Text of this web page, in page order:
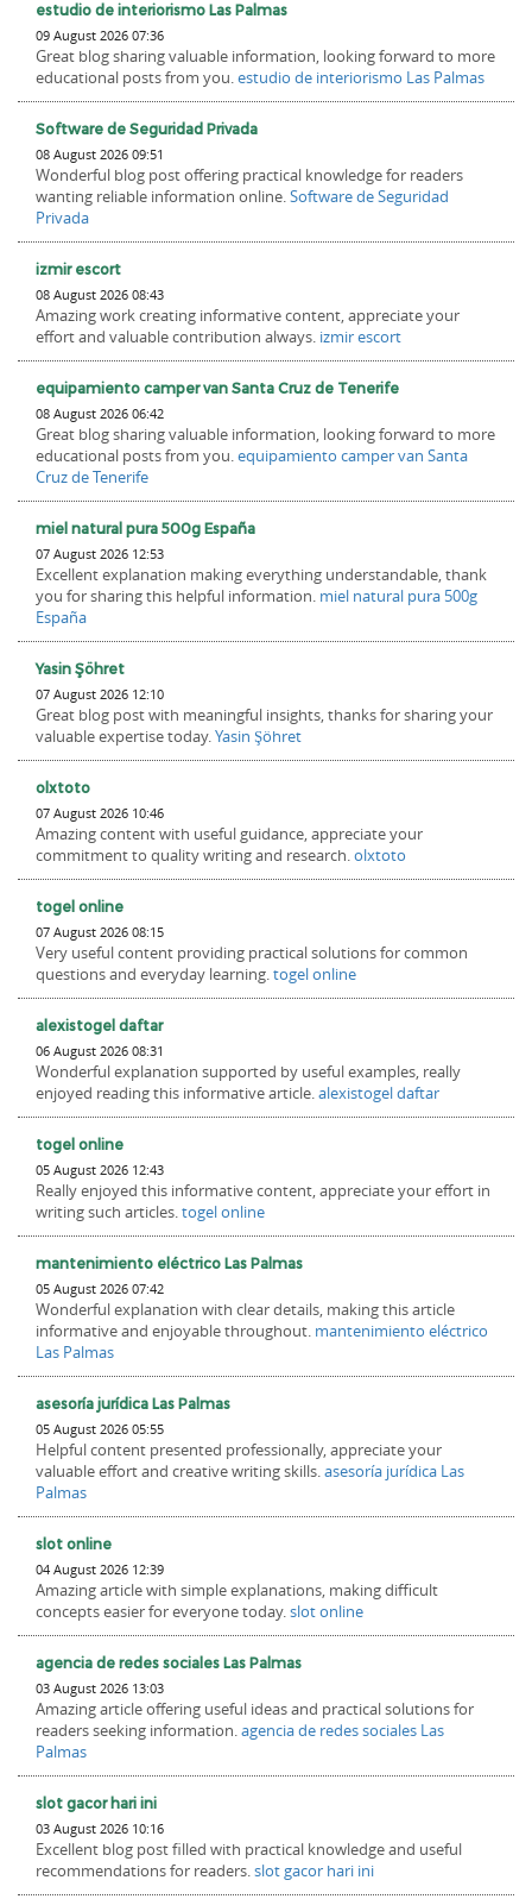
estudio de interiorismo Las Palmas
09 August 2026 07:36
Great blog sharing valuable information, looking forward to more
educational posts from you.estudio de interiorismo Las Palmas
Software de Seguridad Privada
08 August 2026 09:51
Wonderful blog post offering practical knowledge for readers
wanting reliable information online.Software de Seguridad
Privada
izmir escort
08 August 2026 08:43
Amazing work creating informative content, appreciate your
effort and valuable contribution always. izmir escort
equipamiento camper van Santa Cruz de Tenerife
08 August 2026 06:42
Great blog sharing valuable information, looking forward to more
educational posts from you.equipamiento camper van Santa
Cruz de Tenerife
miel natural pura 500g España
07 August 2026 12:53
Excellent explanation making everything understandable, thank
you for sharing this helpful information. miel natural pura 500g
España
Yasin Şöhret
07 August 2026 12:10
Great blog post with meaningful insights, thanks for sharing your
valuable expertise today.Yasin Şöhret
olxtoto
07 August 2026 10:46
Amazing content with useful guidance, appreciate your
commitment to quality writing and research.olxtoto
togel online
07 August 2026 08:15
Very useful content providing practical solutions for common
questions and everyday learning.togel online
alexistogel daftar
06 August 2026 08:31
Wonderful explanation supported by useful examples, really
enjoyed reading this informative article.alexistogel daftar
togel online
05 August 2026 12:43
Really enjoyed this informative content, appreciate your effort in
writing such articles.togel online
mantenimiento eléctrico Las Palmas
05 August 2026 07:42
Wonderful explanation with clear details, making this article
informative and enjoyable throughout. mantenimiento eléctrico
Las Palmas
asesoría jurídica Las Palmas
05 August 2026 05:55
Helpful content presented professionally, appreciate your
valuable effort and creative writing skills.asesoría jurídica Las
Palmas
slot online
04 August 2026 12:39
Amazing article with simple explanations, making difficult
concepts easier for everyone today.slot online
agencia de redes sociales Las Palmas
03 August 2026 13:03
Amazing article offering useful ideas and practical solutions for
readers seeking information.agencia de redes sociales Las
Palmas
slot gacor hari ini
03 August 2026 10:16
Excellent blog post filled with practical knowledge and useful
recommendations for readers.slot gacor hari ini